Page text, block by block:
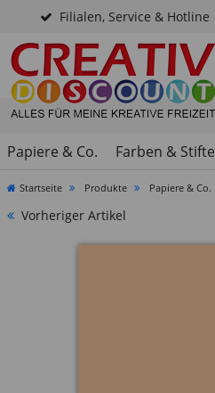
Filialen, Service & Hotline
Papiere & Co.
Farben & Stifte
Startseite Produkte Papiere & Co.
Vorheriger Artikel